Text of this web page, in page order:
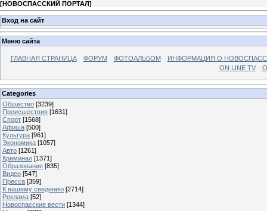
[НОВОСПАССКИЙ ПОРТАЛ]
Вход на сайт
Меню сайта
ГЛАВНАЯ СТРАНИЦА ФОРУМ ФОТОАЛЬБОМ
ИНФОРМАЦИЯ О
ON LINE TV
Categories
Общество [3239]
Происшествия [1631]
Спорт [1568]
Афиша [500]
Культура [961]
Экономика [1057]
Авто [1261]
Криминал [1371]
Образование [835]
Видео [547]
Пресса [359]
К вашему сведению [2714]
Реклама [52]
Новоспасские вести [1344]